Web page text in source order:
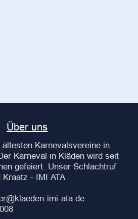
Über uns
Karnevalsvereine in
Karneval in Kläden wird seit
gefeiert. Unser Schlachtruf
Kraatz - IMI ATA
imi-ata.de